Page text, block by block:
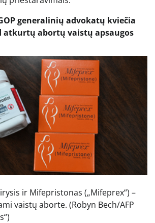
generalinių advokatų kviečia
atkurtų abortų vaistų apsaugos
ir Mifepristonas („Mifeprex“) –
vaistų aborte. (Robyn Bech/AFP